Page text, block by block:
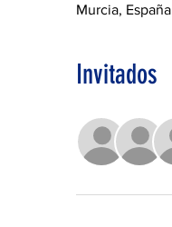
Murcia, España
Invitados